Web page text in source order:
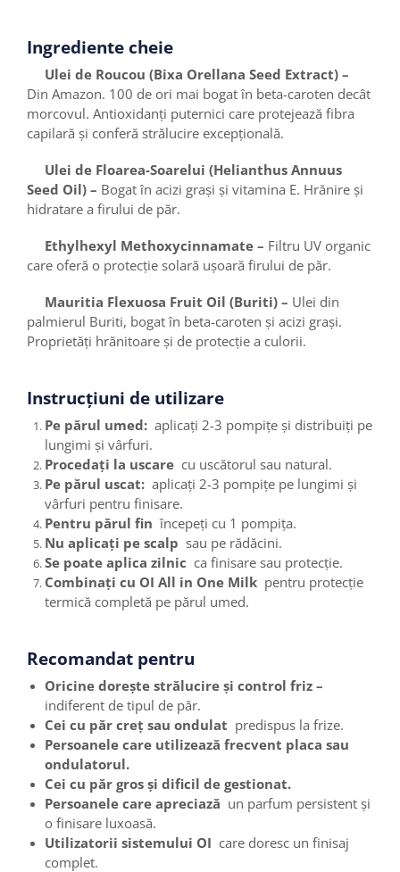
Ingrediente cheie
Ulei de Roucou (Bixa Orellana Seed Extract) –
Din Amazon. 100 de ori mai bogat în beta-caroten decât
morcovul. Antioxidanți puternici care protejează fibra
capilară și conferă strălucire excepțională.
Ulei de Floarea-Soarelui (Helianthus Annuus
Seed Oil) – Bogat în acizi grași și vitamina E. Hrănire și
hidratare a firului de păr.
Ethylhexyl Methoxycinnamate – Filtru UV organic
care oferă o protecție solară ușoară firului de păr.
Mauritia Flexuosa Fruit Oil (Buriti) – Ulei din
palmierul Buriti, bogat în beta-caroten și acizi grași.
Proprietăți hrănitoare și de protecție a culorii.
Instrucțiuni de utilizare
Pe părul umed: aplicați 2-3 pompițe și distribuiți pe
lungimi și vârfuri.
Procedați la uscare cu uscătorul sau natural.
Pe părul uscat: aplicați 2-3 pompițe pe lungimi și
vârfuri pentru finisare.
Pentru părul fin începeți cu 1 pompița.
Nu aplicați pe scalp sau pe rădăcini.
Se poate aplica zilnic ca finisare sau protecție.
Combinați cu OI All in One Milk pentru protecție
termică completă pe părul umed.
Recomandat pentru
Oricine dorește strălucire și control friz –
indiferent de tipul de păr.
Cei cu păr creț sau ondulat predispus la frize.
Persoanele care utilizează frecvent placa sau
ondulatorul.
Cei cu păr gros și dificil de gestionat.
Persoanele care apreciază un parfum persistent și
o finisare luxoasă.
Utilizatorii sistemului OI care doresc un finisaj
complet.